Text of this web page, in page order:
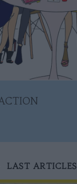
LAST ARTICLES